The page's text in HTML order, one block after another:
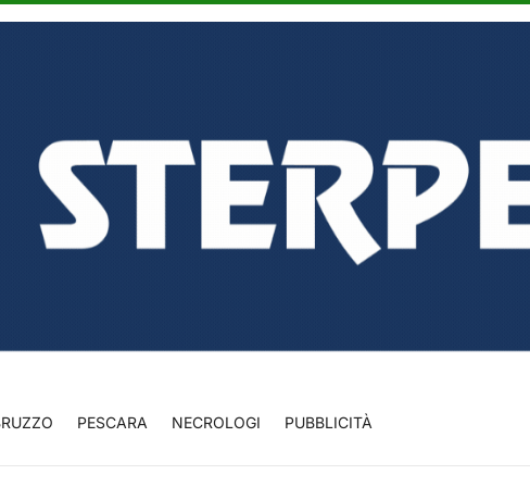
PESCARA NECROLOGI PUBBLICITÀ